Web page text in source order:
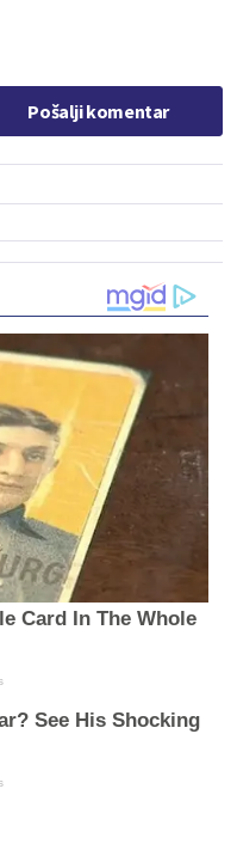
Pošalji komentar
Card In The Whole
See His Shocking